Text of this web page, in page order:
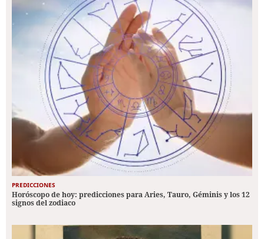
PREDICCIONES
Horóscopo de hoy: predicciones para Aries, Tauro, Géminis y los 12
signos del zodiaco